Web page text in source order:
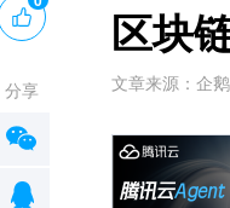
区块
文章来源： 企
分享